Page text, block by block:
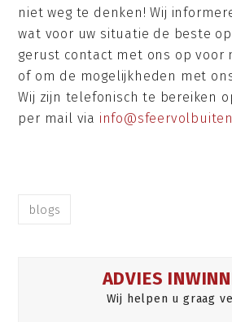
niet weg te denken! Wij
wat voor uw situatie de beste
gerust contact met ons op voor
of om de mogelijkheden met
Wij zijn telefonisch te bereiken
per mail via
blogs
ADVIES
Wij helpen u graag